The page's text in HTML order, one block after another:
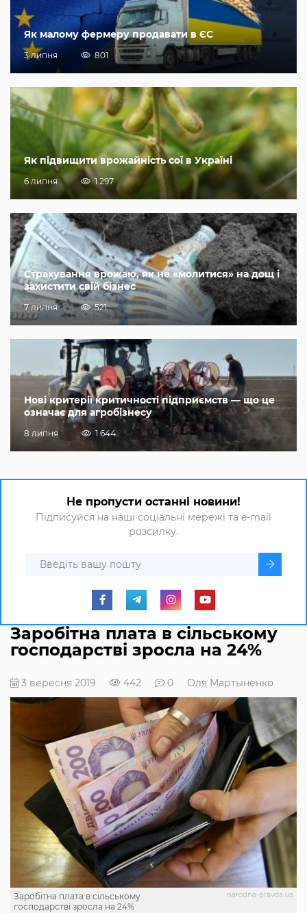
Як малому фермеру продавати в ЄС
3 липня 801
Як підвищити врожайність сої в Україні
6 липня 1 297
Страхування врожаю, як не «молитися» на дощ і
захистити свій бізнес
7 липня 521
Нові критерії критичності підприємств — що це
означає для агробізнесу
8 липня 1 644
Не пропусти останні новини!
Підписуйся на наші соціальні мережі та e-mail
розсилку.
Заробітна плата в сільському
господарстві зросла на 24%
3 вересня 2019 442 0 Оля Мартыненко
narodna-pravda.ua
Заробітна плата в сільському
господарстві зросла на 24%